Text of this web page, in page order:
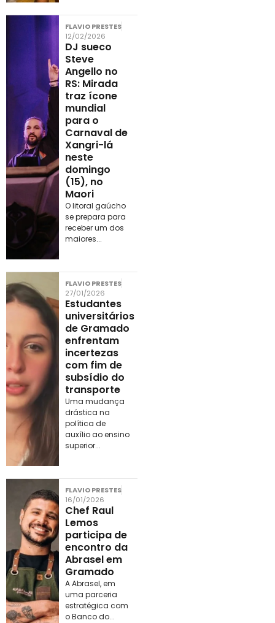
FLAVIO PRESTES
12/02/2026
DJ sueco
Steve
Angello no
RS: Mirada
traz ícone
mundial
para o
Carnaval de
Xangri-lá
neste
domingo
(15), no
Maori
O litoral gaúcho
se prepara para
receber um dos
maiores...
FLAVIO PRESTES
27/01/2026
Estudantes
universitários
de Gramado
enfrentam
incertezas
com fim de
subsídio do
transporte
Uma mudança
drástica na
política de
auxílio ao ensino
superior...
FLAVIO PRESTES
16/01/2026
Chef Raul
Lemos
participa de
encontro da
Abrasel em
Gramado
A Abrasel, em
uma parceria
estratégica com
o Banco do...